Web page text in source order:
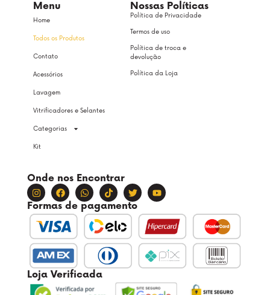
Menu
Home
Todos os Produtos
Contato
Acessórios
Lavagem
Vitrificadores e Selantes
Categorias
Kit
Nossas Políticas
Política de Privacidade
Termos de uso
Política de troca e
devolução
Política da Loja
Onde nos Encontrar
Formas de pagamento
Loja Verificada